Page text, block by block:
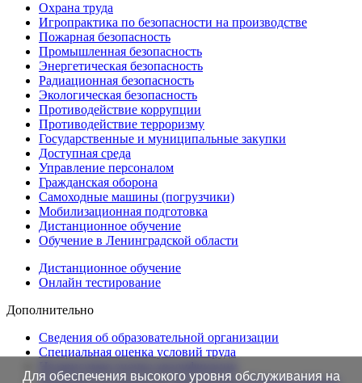
Охрана труда
Игропрактика по безопасности на производстве
Пожарная безопасность
Промышленная безопасность
Энергетическая безопасность
Радиационная безопасность
Экологическая безопасность
Противодействие коррупции
Противодействие терроризму
Государственные и муниципальные закупки
Доступная среда
Управление персоналом
Гражданская оборона
Самоходные машины (погрузчики)
Мобилизационная подготовка
Дистанционное обучение
Обучение в Ленинградской области
Дистанционное обучение
Онлайн тестирование
Дополнительно
Сведения об образовательной организации
Cпециальная оценка условий труда
Для обеспечения высокого уровня обслуживания на